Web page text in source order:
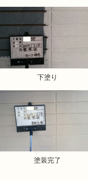
下塗り
塗装完了